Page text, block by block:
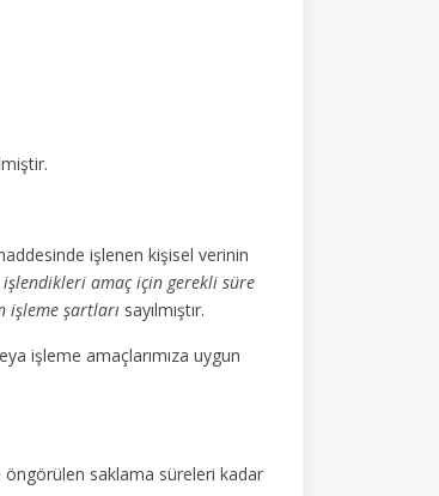
işlenen kişisel verinin
işlendikleri amaç için gerekli süre
işleme şartları sayılmıştır.
işleme amaçlarımıza uygun
öngörülen saklama süreleri kadar